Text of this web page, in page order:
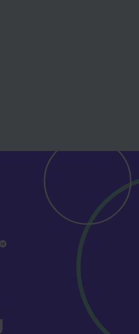
inlevingsvermogen en
vanuit
in staat om bewoners
eigen kunnen
er bij Radar mogelijk is
bij ons past? Dan maken
hoor je snel van ons.
beeld te krijgen van onze
zo ook een goed
meelopen: deze functie
laten we je zien welke